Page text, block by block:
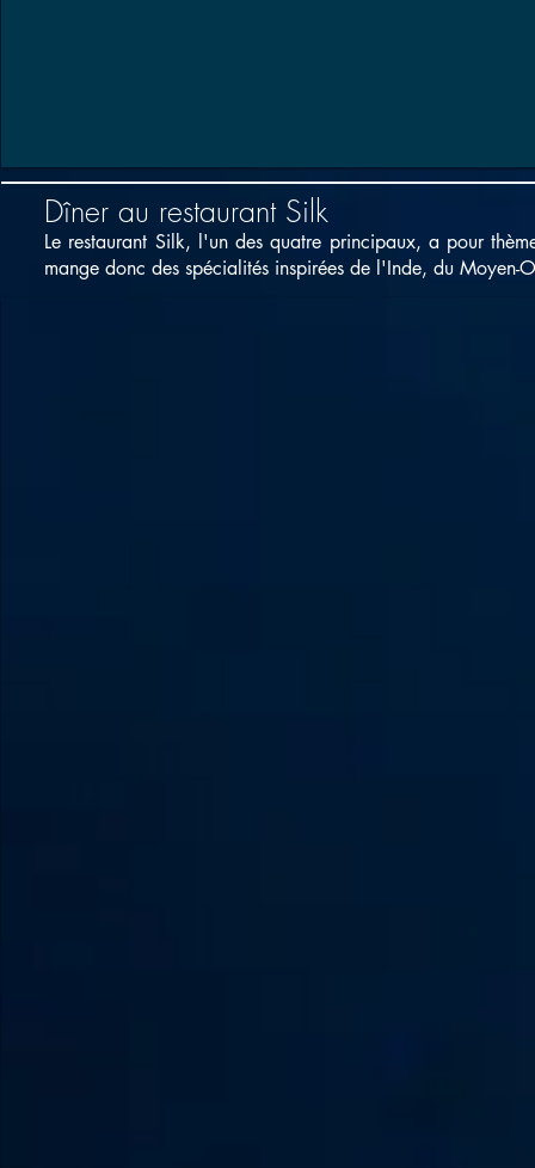
Dîner au restaurant Silk
Le restaurant Silk, l'un des quatre principaux, a pour
mange donc des spécialités inspirées de l'Inde, du Moyen-